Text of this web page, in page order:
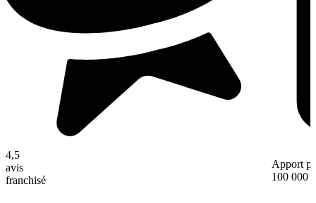
4,5
avis
franchisé
Apport
100 000 €